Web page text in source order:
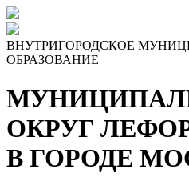
ВНУТРИГОРОДСКОЕ
ОБРАЗОВАНИЕ
ОКРУГ
В ГОРОДЕ